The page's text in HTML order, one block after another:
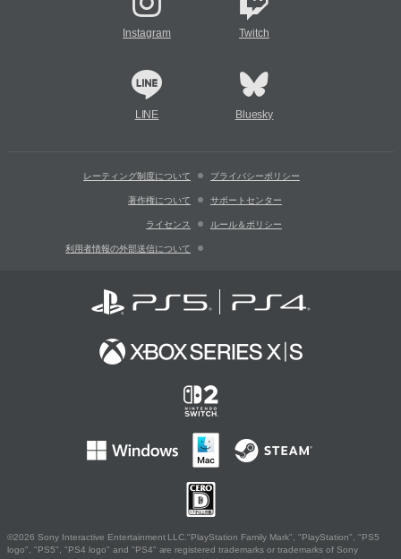
Instagram Twitch
LINE Bluesky
レーティング制度について プライバシーポリシー
著作権について サポートセンター
ライセンス ルール＆ポリシー
利用者情報の外部送信について
©2026 Sony Interactive Entertainment LLC."PlayStation Family Mark", "PlayStation", "PS5
logo", "PS5", "PS4 logo" and "PS4" are registered trademarks or trademarks of Sony